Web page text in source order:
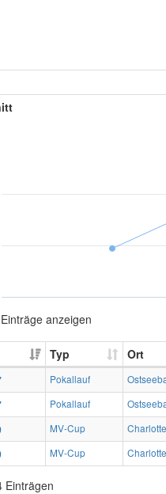
Einträge anzeigen
Typ
Ort
Pokallauf
Pokallauf
MV-Cup
MV-Cup
Einträgen